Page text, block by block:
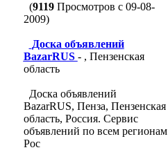
(9119Просмотров с 09-08-
2009)
Доска объявлений
BazarRUS - , Пензенская
область
Доска объявлений
BazarRUS, Пенза, Пензенская
область, Россия. Сервис
объявлений по всем регионам
Рос